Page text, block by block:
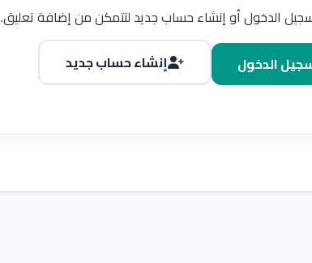
الدخول أو إنشاء حساب جديد لتتمكن من إضافة تعليق.
الدخول
إنشاء حساب جديد